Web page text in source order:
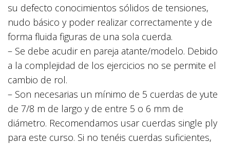
su defecto conocimientos sólidos de tensiones,
nudo básico y poder realizar correctamente y de
forma fluida figuras de una sola cuerda.
– Se debe acudir en pareja atante/modelo. Debido
a la complejidad de los ejercicios no se permite el
cambio de rol.
– Son necesarias un mínimo de 5 cuerdas de yute
de 7/8 m de largo y de entre 5 o 6 mm de
diámetro. Recomendamos usar cuerdas single ply
para este curso. Si no tenéis cuerdas suficientes,